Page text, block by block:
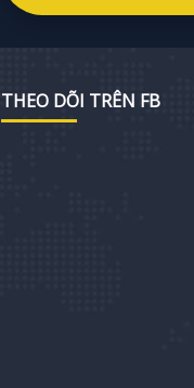
THEO DÕI TRÊN FB